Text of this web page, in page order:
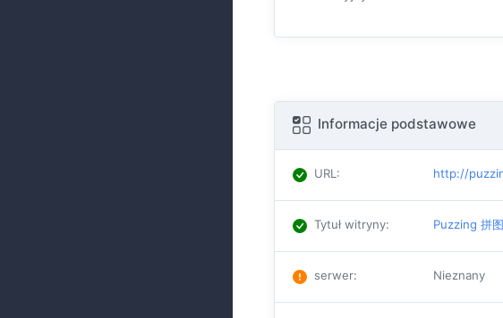
Informacje podstawowe
URL: http://
Tytuł witryny: Puzzing 拼
serwer: Nieznany